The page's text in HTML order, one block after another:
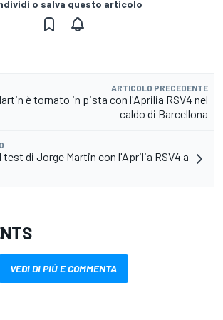
o salva questo articolo
ARTICOLO PRECEDENTE
è tornato in pista con l'Aprilia RSV4 nel
caldo di Barcellona
test di Jorge Martin con l'Aprilia RSV4 a
VEDI DI PIÙ E COMMENTA